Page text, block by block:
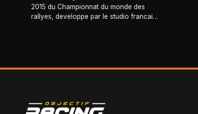
2015 du Championnat du monde des
rallyes, developpe par le studio francais